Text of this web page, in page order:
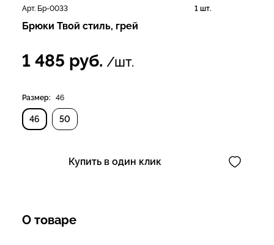
Арт. Бр-0033 1 шт.
Брюки Твой стиль, грей
1 485 руб. /шт.
Размер: 46
46 50
Купить в один клик
О товаре